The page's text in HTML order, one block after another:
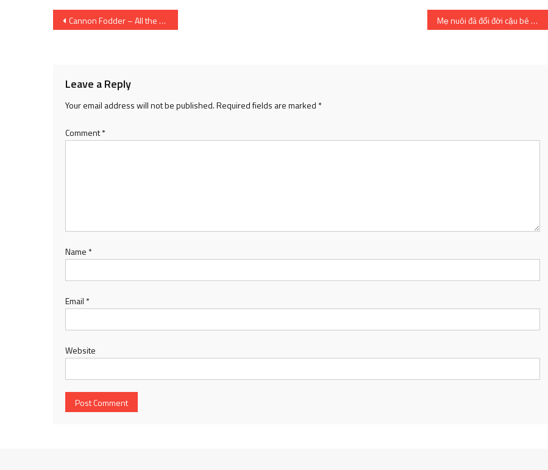
Post
Cannon Fodder – All the Anime Mẹ nuôi đã đổi đời cậu bé bị liệt cả hai chân
Leave a Reply
Your email address will not be published.Required fields are marked *
Comment*
Name *
Email *
Website